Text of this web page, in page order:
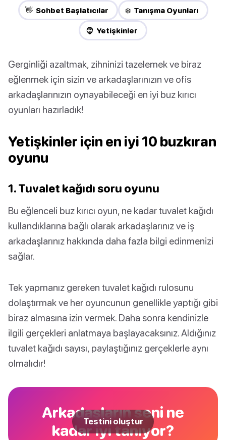
👋 Sohbet Başlatıcılar ❄️ Tanışma Oyunları
🧔 Yetişkinler
Gerginliği azaltmak, zihninizi tazelemek ve biraz
eğlenmek için sizin ve arkadaşlarınızın ve ofis
arkadaşlarınızın oynayabileceği en iyi buz kırıcı
oyunları hazırladık!
Yetişkinler için en iyi 10 buzkıran
oyunu
1. Tuvalet kağıdı soru oyunu
Bu eğlenceli buz kırıcı oyun, ne kadar tuvalet kağıdı
kullandıklarına bağlı olarak arkadaşlarınız ve iş
arkadaşlarınız hakkında daha fazla bilgi edinmenizi
sağlar.
Tek yapmanız gereken tuvalet kağıdı rulosunu
dolaştırmak ve her oyuncunun genellikle yaptığı gibi
biraz almasına izin vermek. Daha sonra kendinizle
ilgili gerçekleri anlatmaya başlayacaksınız. Aldığınız
tuvalet kağıdı sayısı, paylaştığınız gerçeklerle aynı
olmalıdır!
Arkadaşların seni ne
kadar iyi tanıyor?
Testini oluştur